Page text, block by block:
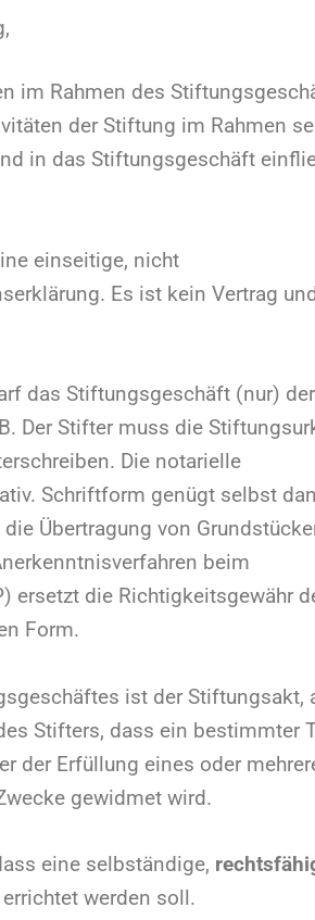
im Rahmen des
der Stiftung im Rahmen
in das Stiftungsgeschäft
einseitige, nicht
Es ist kein Vertrag
das Stiftungsgeschäft (nur) der
Der Stifter muss die
Die notarielle
Schriftform genügt selbst
Übertragung von
beim
ersetzt die Richtigkeitsgewähr
Form.
ist der Stiftungsakt,
Stifters, dass ein bestimmter
der Erfüllung eines oder
gewidmet wird.
eine selbständige,
werden soll.